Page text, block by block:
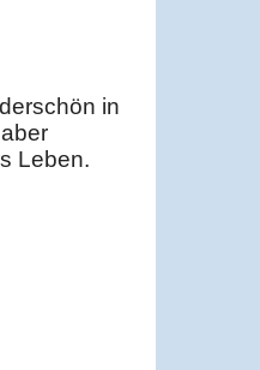
in
Leben.